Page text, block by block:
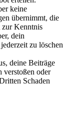
keine
übernimmt, die
zur Kenntnis
dein
zu löschen
deine Beiträge
verstoßen oder
Schaden